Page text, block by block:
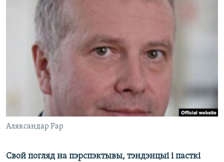
КУЛЬТУРА
КАЛЯНДАР
НА ХВАЛЯХ СВАБОДЫ
Аляксандар Рар
Свой погляд на пэрспэктывы, тэндэнцыі і пасткі